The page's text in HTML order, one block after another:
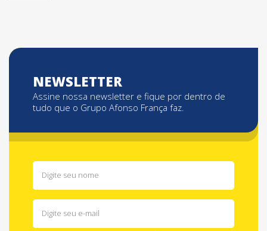
NEWSLETTER
Assine nossa newsletter e fique por dentro de
tudo que o Grupo Afonso França faz.